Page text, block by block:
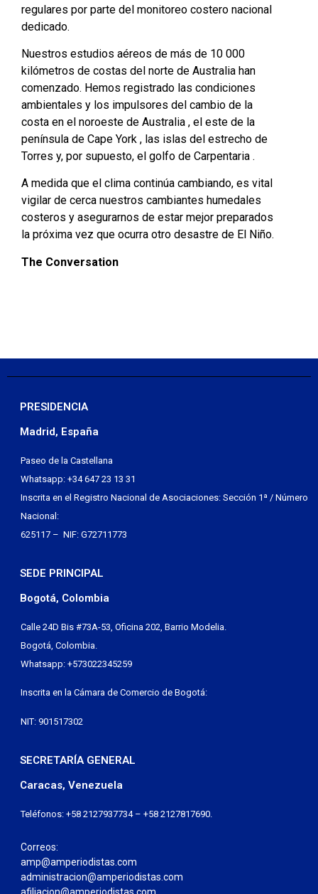
regulares por parte del monitoreo costero nacional
dedicado.
Nuestros estudios aéreos de más de 10 000
kilómetros de costas del norte de Australia han
comenzado. Hemos registrado las condiciones
ambientales y los impulsores del cambio de la
costa en el noroeste de Australia , el este de la
península de Cape York , las islas del estrecho de
Torres y, por supuesto, el golfo de Carpentaria .
A medida que el clima continúa cambiando, es vital
vigilar de cerca nuestros cambiantes humedales
costeros y asegurarnos de estar mejor preparados
la próxima vez que ocurra otro desastre de El Niño.
The Conversation
PRESIDENCIA
Madrid, España
Paseo de la Castellana
Whatsapp: +34 647 23 13 31
Inscrita en el Registro Nacional de Asociaciones: Sección 1ª / Número
Nacional:
625117 – NIF: G72711773
SEDE PRINCIPAL
Bogotá, Colombia
Calle 24D Bis #73A-53, Oficina 202, Barrio Modelia.
Bogotá, Colombia.
Whatsapp: +573022345259
Inscrita en la Cámara de Comercio de Bogotá:
NIT: 901517302
SECRETARÍA GENERAL
Caracas, Venezuela
Teléfonos: +58 2127937734 – +58 2127817690.
Correos:
amp@amperiodistas.com
administracion@amperiodistas.com